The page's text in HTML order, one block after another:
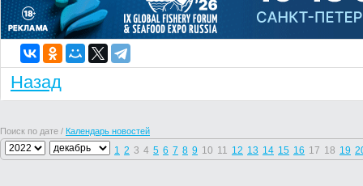
Назад
Поиск по дате / Календарь новостей
1 2 3 4 5 6 7 8 9 10 11 12 13 14 15 16 17 18 19